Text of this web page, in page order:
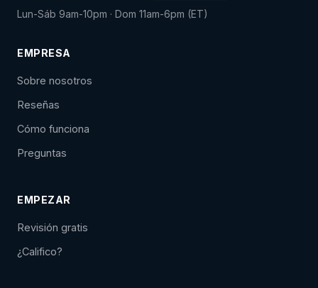
Lun-Sáb 9am-10pm · Dom 11am-6pm (ET)
EMPRESA
Sobre nosotros
Reseñas
Cómo funciona
Preguntas
EMPEZAR
Revisión gratis
¿Califico?